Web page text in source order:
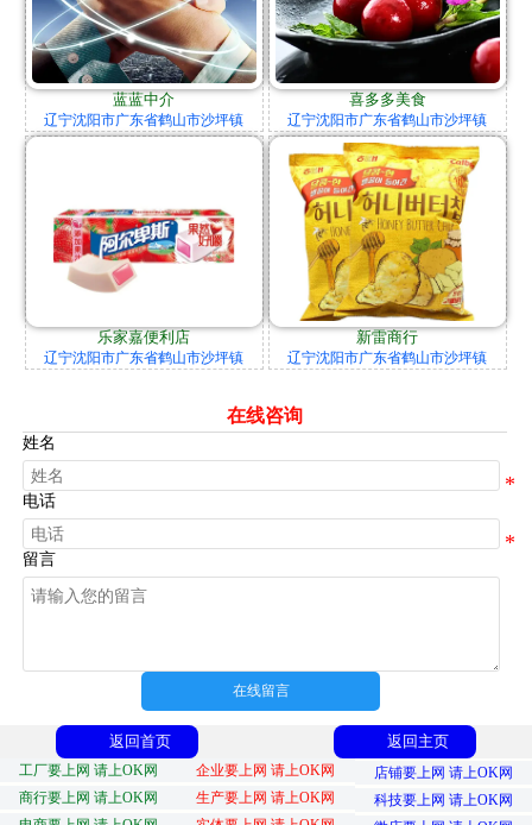
蓝蓝中介
辽宁沈阳市广东省鹤山市沙坪镇
喜多多美食
辽宁沈阳市广东省鹤山市沙坪镇
乐家嘉便利店
辽宁沈阳市广东省鹤山市沙坪镇
新雷商行
辽宁沈阳市广东省鹤山市沙坪镇
在线咨询
姓名
电话
留言
在线留言
返回首页 返回主页
工厂要上网 请上OK网 企业要上网 请上OK网
店铺要上网 请上OK网
商行要上网 请上OK网
生产要上网 请上OK网
科技要上网 请上OK网